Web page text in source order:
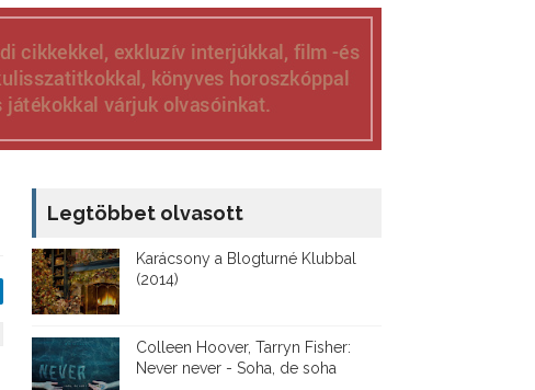
Legtöbbet olvasott
Karácsony a Blogturné Klubbal
(2014)
Colleen Hoover, Tarryn Fisher:
Never never - Soha, de soha